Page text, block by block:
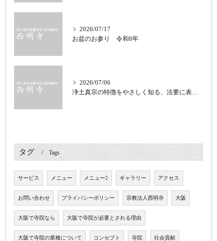
2026/07/17
お盆のお参り 令和8年
2026/07/06
浄土真宗の特徴をやさしく知る、法要に表れる教え
タグ Tags
サービス メニュー メニュー2 ギャラリー アクセス
お問い合わせ プライバシーポリシー 宗教法人西明寺 大阪
大阪で寺院なら 大阪で寺院が必要とされる理由
大阪で寺院の業種について コンセプト 寺院 社会貢献